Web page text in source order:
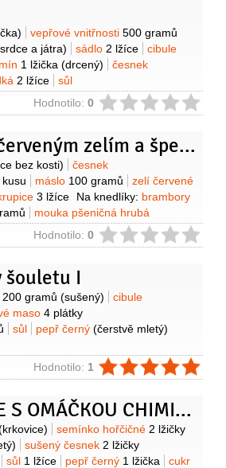
vepřové vnitřnosti 500 gramů
a játra)
sádlo 2 lžíce
cibule
1 lžička (drcený)
česnek
2 lžíce sůl
Hodnotilo: 0
Vepřová krkovice s červeným zelím a špekovými bramborovými knedlíky
bez kosti)
česnek
kusu máslo 100 gramů
zelí červené
3 lžíce Na knedlíky: brambory
mouka pšeničná hrubá
Hodnotilo: 0
šouletu I
200 gramů (sušený)
cibule
maso 4 plátky
sůl pepř černý (čerstvě mletý)
Hodnotilo: 1
VEPŘOVÁ KRKOVICE S OMÁČKOU CHIMICHURRI A SALÁTEM
semínko hořčičné 2 lžičky
sušený česnek 2 lžičky
sůl 1 lžíce pepř černý 1 lžička
cukr